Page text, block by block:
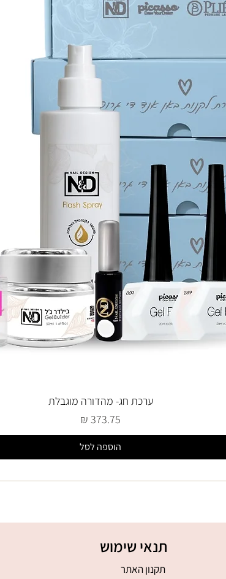
ערכת חג- מהדורה מוגבלת
מחיר
הוספה לסל
תנאי שימוש
תקנון האתר